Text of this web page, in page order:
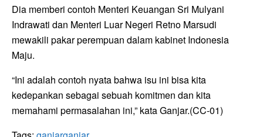
Dia memberi contoh Menteri Keuangan Sri Mulyani
Indrawati dan Menteri Luar Negeri Retno Marsudi
mewakili pakar perempuan dalam kabinet Indonesia
Maju.
“Ini adalah contoh nyata bahwa isu ini bisa kita
kedepankan sebagai sebuah komitmen dan kita
memahami permasalahan ini,” kata Ganjar.(CC-01)